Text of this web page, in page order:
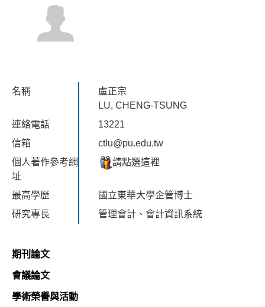
名稱
盧正宗
LU, CHENG-TSUNG
連絡電話
13221
信箱
ctlu@pu.edu.tw
個人著作參考網
址
請點選這裡
最高學歷
國立東華大學企管博士
研究專長
管理會計、會計資訊系統
期刊論文
會議論文
學術榮譽與活動